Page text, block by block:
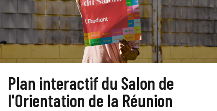
Plan interactif du Salon de
l'Orientation de la Réunion